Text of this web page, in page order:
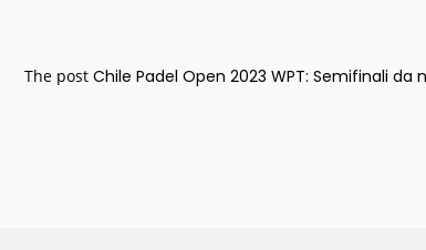
The post Chile Padel Open 2023 WPT: Semifinali da